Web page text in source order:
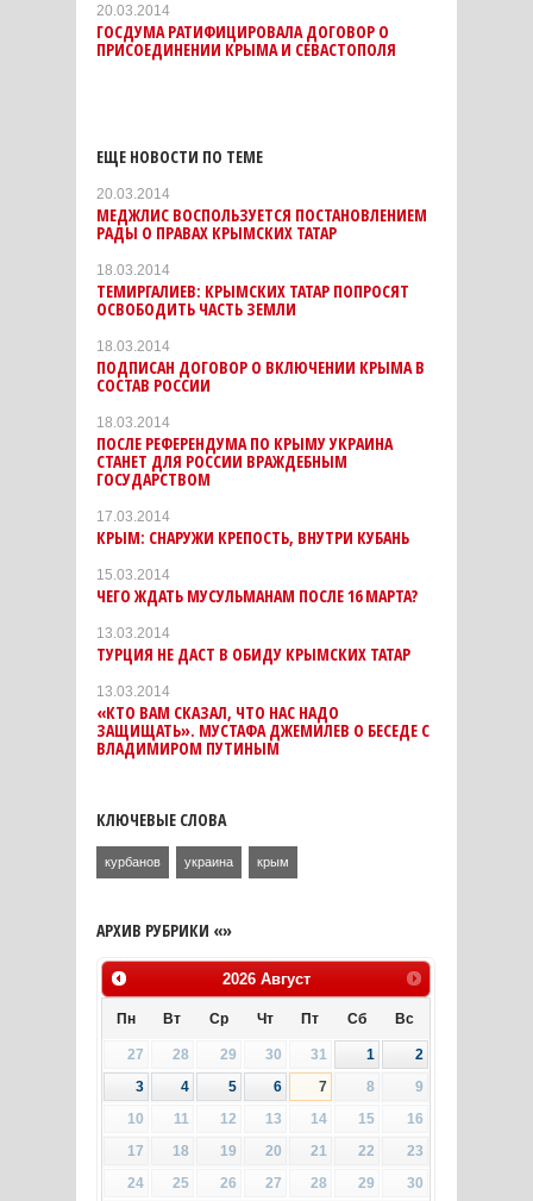
20.03.2014
ГОСДУМА РАТИФИЦИРОВАЛА ДОГОВОР О
ПРИСОЕДИНЕНИИ КРЫМА И СЕВАСТОПОЛЯ
ЕЩЕ НОВОСТИ ПО ТЕМЕ
20.03.2014
МЕДЖЛИС ВОСПОЛЬЗУЕТСЯ ПОСТАНОВЛЕНИЕМ
РАДЫ О ПРАВАХ КРЫМСКИХ ТАТАР
18.03.2014
ТЕМИРГАЛИЕВ: КРЫМСКИХ ТАТАР ПОПРОСЯТ
ОСВОБОДИТЬ ЧАСТЬ ЗЕМЛИ
18.03.2014
ПОДПИСАН ДОГОВОР О ВКЛЮЧЕНИИ КРЫМА В
СОСТАВ РОССИИ
18.03.2014
ПОСЛЕ РЕФЕРЕНДУМА ПО КРЫМУ УКРАИНА
СТАНЕТ ДЛЯ РОССИИ ВРАЖДЕБНЫМ
ГОСУДАРСТВОМ
17.03.2014
КРЫМ: СНАРУЖИ КРЕПОСТЬ, ВНУТРИ КУБАНЬ
15.03.2014
ЧЕГО ЖДАТЬ МУСУЛЬМАНАМ ПОСЛЕ 16 МАРТА?
13.03.2014
ТУРЦИЯ НЕ ДАСТ В ОБИДУ КРЫМСКИХ ТАТАР
13.03.2014
«КТО ВАМ СКАЗАЛ, ЧТО НАС НАДО
ЗАЩИЩАТЬ». МУСТАФА ДЖЕМИЛЕВ О БЕСЕДЕ С
ВЛАДИМИРОМ ПУТИНЫМ
КЛЮЧЕВЫЕ СЛОВА
курбанов украина крым
АРХИВ РУБРИКИ «»
2026 Август
Пн Вт Ср Чт Пт Сб Вс
27 28 29 30 31 1
2
3
4 5 6 7 8
9
10
11 12 13 14 15
16
17
18 19 20 21 22
23
24
25 26 27 28 29
30